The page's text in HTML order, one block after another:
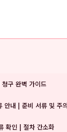
구 완벽 가이드
안내 | 준비 서류 및 주
확인 | 절차 간소화